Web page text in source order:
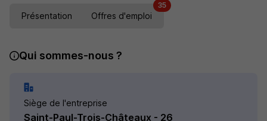
Présentation Offres d'emploi
35
Qui sommes-nous ?
Siège de l'entreprise
Saint-Paul-Trois-Châteaux - 26